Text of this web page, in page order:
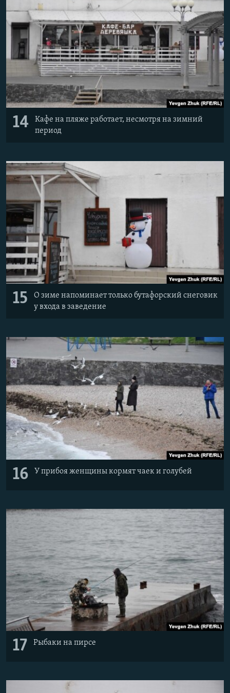
14
Кафе на пляже работает, несмотря на зимний
период
15
О зиме напоминает только бутафорский снеговик
у входа в заведение
16 У прибоя женщины кормят чаек и голубей
17 Рыбаки на пирсе